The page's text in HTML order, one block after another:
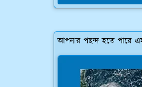
আপনার পছন্দ হতে পারে